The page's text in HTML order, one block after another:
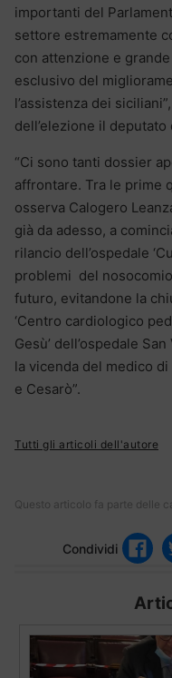
importanti del
settore estremamente
con attenzione e
esclusivo del
l’assistenza dei
dell’elezione il deputato
“Ci sono tanti dossier
affrontare. Tra le prime
osserva Calogero
già da adesso, a
rilancio dell’ospedale
problemi del
futuro, evitandone la
‘Centro cardiologico
Gesù’ dell’ospedale
la vicenda del medico
e Cesarò”.
Tutti gli articoli dell'autore
Questo articolo fa parte delle
Condividi